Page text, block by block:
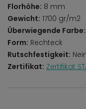
Florhöhe: 8 mm
Gewicht: 1700 gr/m2
Überwiegende Farbe:
Form: Rechteck
Rutschfestigkeit:
Zertifikat: Zertifikat